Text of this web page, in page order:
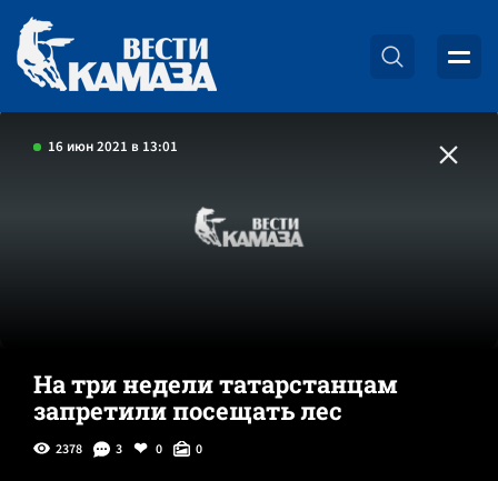
16 июн 2021 в 13:01
На три недели татарстанцам
запретили посещать лес
2378 3 0 0